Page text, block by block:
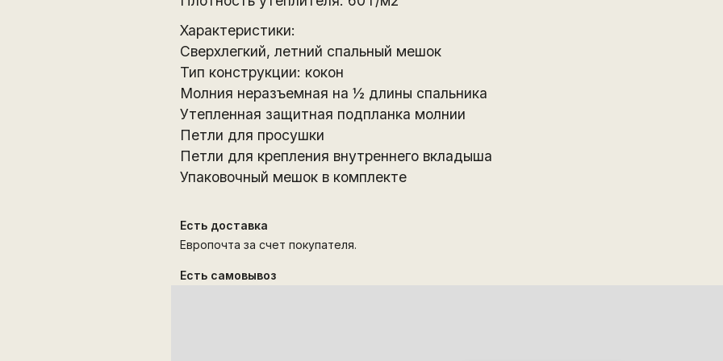
Характеристики:
Сверхлегкий, летний спальный мешок
Тип конструкции: кокон
Молния неразъемная на ½ длины спальника
Утепленная защитная подпланка молнии
Петли для просушки
Петли для крепления внутреннего вкладыша
Упаковочный мешок в комплекте
Есть доставка
Европочта за счет покупателя.
Есть самовывоз